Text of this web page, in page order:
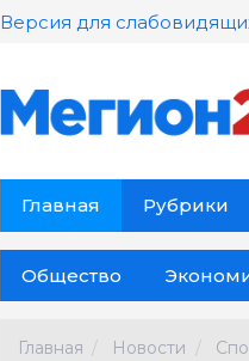
Версия для
Главная Рубрики
Общество
Главная Новости